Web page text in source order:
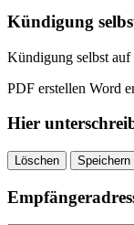
quantity
Kündigung
Kündigung selbst auf
PDF erstellen Word
Hier
Löschen Speichern